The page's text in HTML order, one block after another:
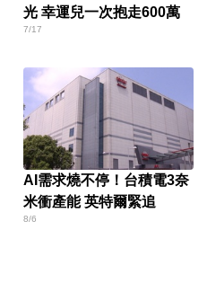
光 幸運兒一次抱走600萬
7/17
AI需求燒不停！台積電3奈
米衝產能 英特爾緊追
8/6